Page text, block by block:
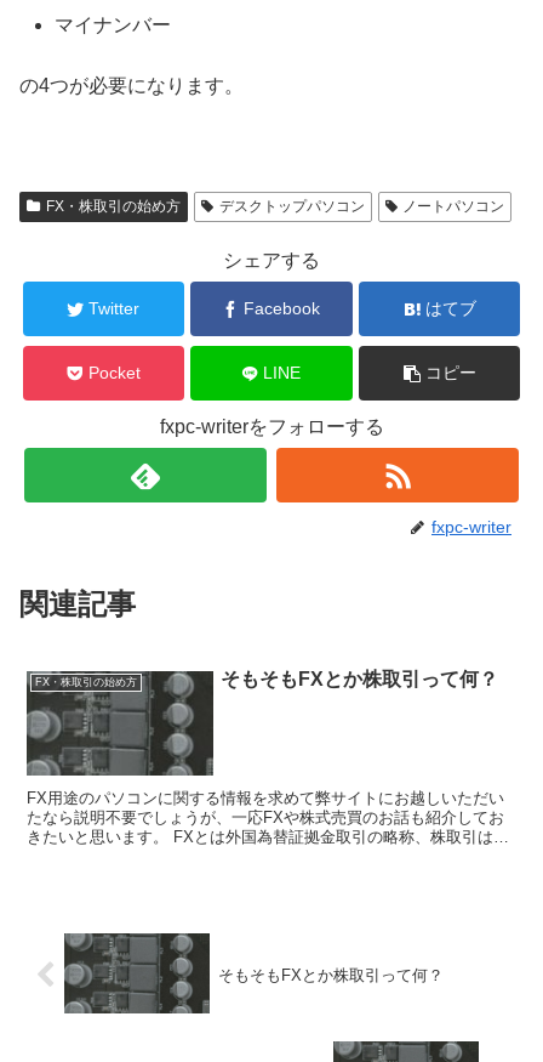
マイナンバー
の4つが必要になります。
FX・株取引の始め方 デスクトップパソコン ノートパソコン
シェアする
Twitter Facebook はてブ
Pocket LINE コピー
fxpc-writerをフォローする
fxpc-writer
関連記事
FX・株取引の始め方 そもそもFXとか株取引って何？
FX用途のパソコンに関する情報を求めて弊サイトにお越しいただい
たなら説明不要でしょうが、一応FXや株式売買のお話も紹介してお
きたいと思います。 FXとは外国為替証拠金取引の略称、株取引はそ
そもそもFXとか株取引って何？